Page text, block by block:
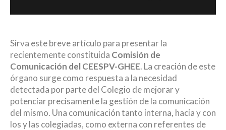
Sirva este breve artículo para presentar la
recientemente constituida Comisión de
Comunicación del CEESPV-GHEE. La creación de este
órgano surge como respuesta a la necesidad
detectada por parte del Colegio de mejorar y
potenciar precisamente la gestión de la comunicación
del mismo. Una comunicación tanto interna, hacia y con
los y las colegiadas, como externa con referentes de